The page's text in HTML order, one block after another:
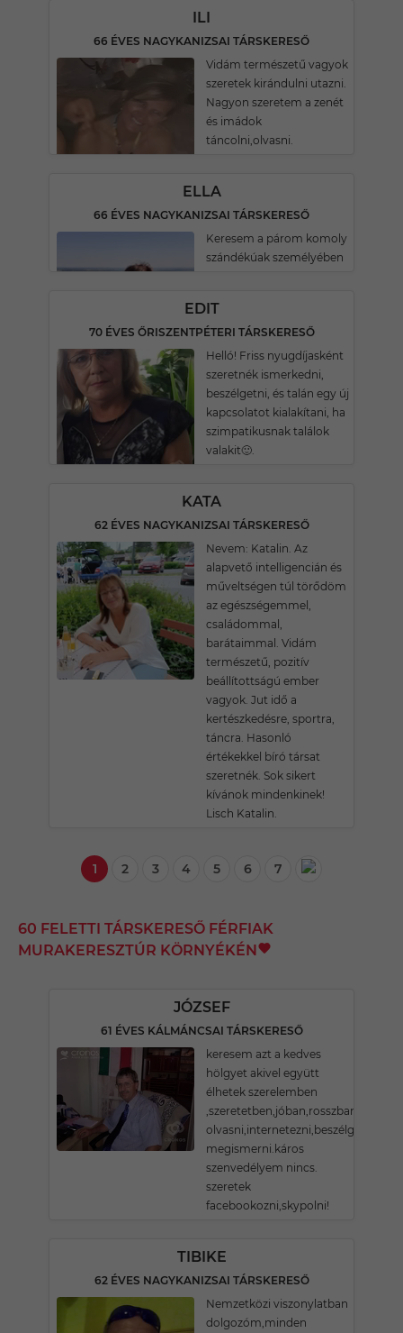
ILI
66 ÉVES NAGYKANIZSAI TÁRSKERESŐ
Vidám természetű vagyok
szeretek kirándulni utazni.
Nagyon szeretem a zenét
és imádok
táncolni,olvasni.
ELLA
66 ÉVES NAGYKANIZSAI TÁRSKERESŐ
Keresem a párom komoly
szándékúak személyében
EDIT
70 ÉVES ŐRISZENTPÉTERI TÁRSKERESŐ
Helló! Friss nyugdíjasként
szeretnék ismerkedni,
beszélgetni, és talán egy új
kapcsolatot kialakítani, ha
szimpatikusnak találok
valakit🙂.
KATA
62 ÉVES NAGYKANIZSAI TÁRSKERESŐ
Nevem: Katalin. Az
alapvető intelligencián és
műveltségen túl törődöm
az egészségemmel,
családommal,
barátaimmal. Vidám
természetű, pozitív
beállítottságú ember
vagyok. Jut idő a
kertészkedésre, sportra,
táncra. Hasonló
értékekkel bíró társat
szeretnék. Sok sikert
kívánok mindenkinek!
Lisch Katalin.
1 2 3 4 5 6 7
60 FELETTI TÁRSKERESŐ FÉRFIAK
MURAKERESZTÚR KÖRNYÉKÉN
JÓZSEF
61 ÉVES KÁLMÁNCSAI TÁRSKERESŐ
keresem azt a kedves
hölgyet akivel együtt
élhetek szerelemben
megismerni.káros
szenvedélyem nincs.
szeretek
facebookozni,skypolni!
TIBIKE
62 ÉVES NAGYKANIZSAI TÁRSKERESŐ
Nemzetközi viszonylatban
dolgozóm,minden